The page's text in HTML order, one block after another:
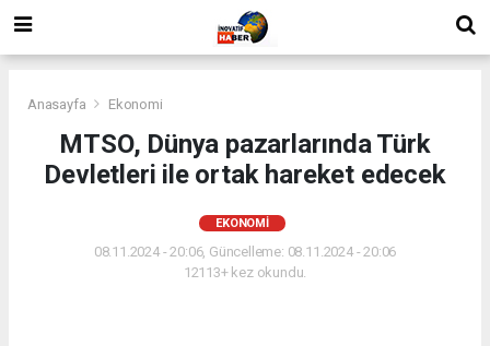
Anasayfa Ekonomi
MTSO, Dünya pazarlarında Türk
Devletleri ile ortak hareket edecek
EKONOMI
08.11.2024 - 20:06, Güncelleme: 08.11.2024 - 20:06
12113+ kez okundu.